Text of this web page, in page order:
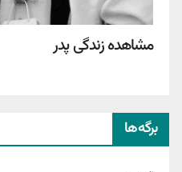
مشاهده زندگی پدر
برگه‌ها